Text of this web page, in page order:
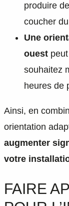
produire
coucher
Une
ouest
souhaitez
heures de
Ainsi, en
orientation
augmenter
votre
FAIRE